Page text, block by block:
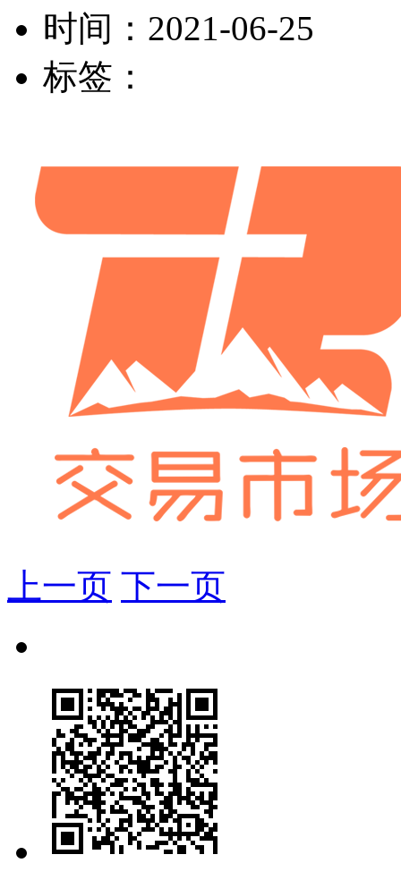
时间： 2021-06-25
标签：
上一页 下一页